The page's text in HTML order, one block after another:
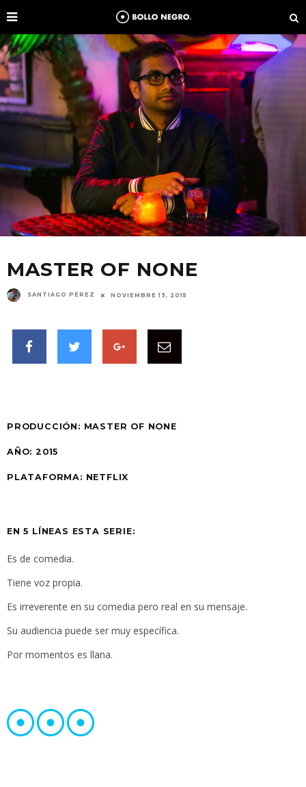
MASTER OF NONE
SANTIAGO PÉREZ NOVIEMBRE 13, 2015
PRODUCCIÓN: MASTER OF NONE
AÑO: 2015
PLATAFORMA: NETFLIX
EN 5 LÍNEAS ESTA SERIE:
Es de comedia.
Tiene voz propia.
Es irreverente en su comedia pero real en su mensaje.
Su audiencia puede ser muy específica.
Por momentos es llana.